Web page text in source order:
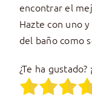
encontrar el
Hazte con uno
del baño como
¿Te ha